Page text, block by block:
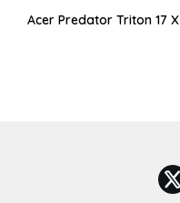
Acer Predator Triton 17 X